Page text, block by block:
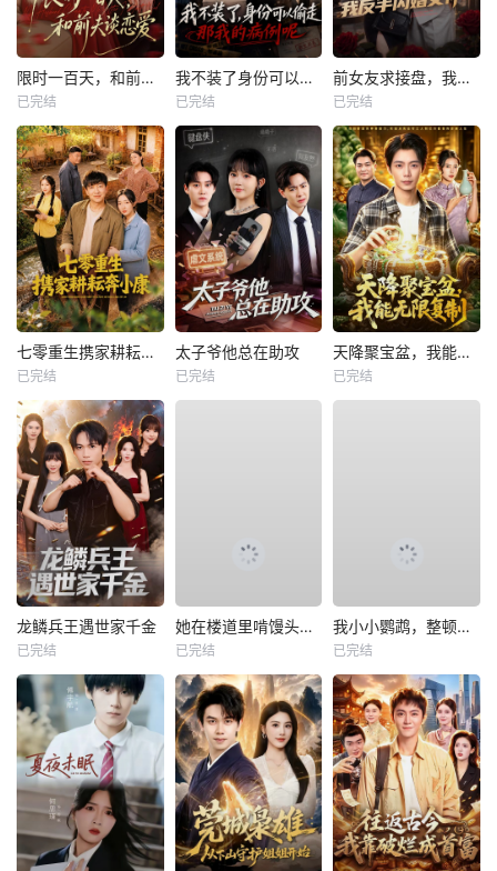
限时一百天，和前夫谈恋爱
已完结
我不装了身份可以偷走那我的病例呢
已完结
前女友求接盘，我反手闪婚女神
已完结
七零重生携家耕耘奔小康
已完结
太子爷他总在助攻
已完结
天降聚宝盆，我能无限复制
已完结
龙鳞兵王遇世家千金
已完结
她在楼道里啃馒头，我不忍了
已完结
我小小鹦鹉，整顿职场一把好手
已完结